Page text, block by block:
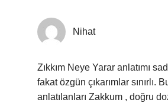
Nihat
Zıkkım Neye Yarar anlatımı
fakat özgün çıkarımlar sınırlı.
anlatılanları Zakkum , doğru